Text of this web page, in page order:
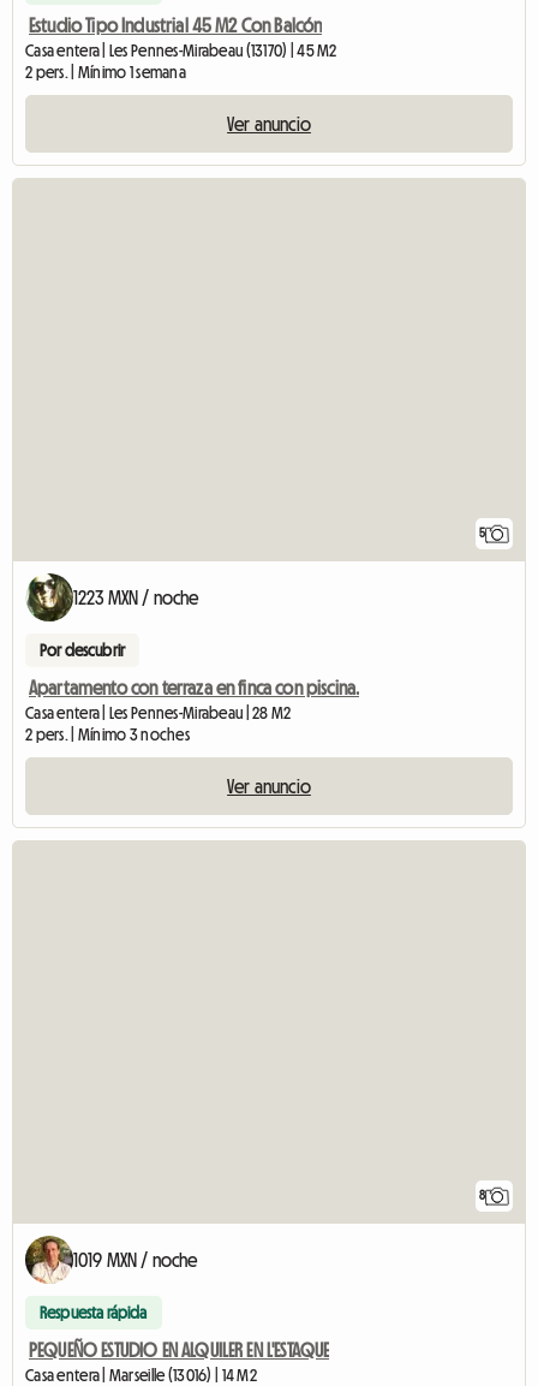
Estudio Tipo Industrial 45 M2 Con Balcón
Casa entera | Les Pennes-Mirabeau (13170) | 45 M2
2 pers. | Mínimo 1 semana
Ver anuncio
5
1223 MXN / noche
Por descubrir
Apartamento con terraza en finca con piscina.
Casa entera | Les Pennes-Mirabeau | 28 M2
2 pers. | Mínimo 3 noches
Ver anuncio
8
1019 MXN / noche
Respuesta rápida
PEQUEÑO ESTUDIO EN ALQUILER EN L'ESTAQUE
Casa entera | Marseille (13016) | 14 M2